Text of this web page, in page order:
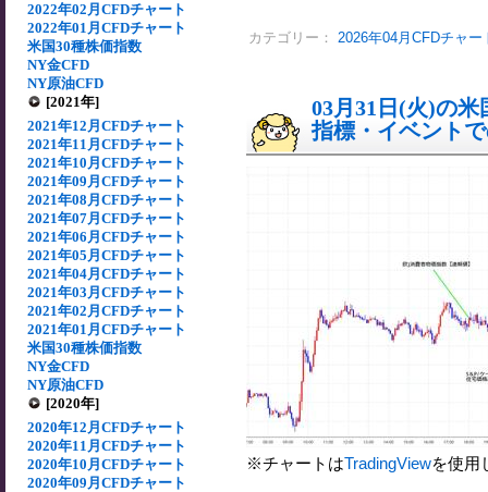
2022年02月CFDチャート
2022年01月CFDチャート
米国30種株価指数
NY金CFD
NY原油CFD
[2021年]
2021年12月CFDチャート
2021年11月CFDチャート
2021年10月CFDチャート
2021年09月CFDチャート
2021年08月CFDチャート
2021年07月CFDチャート
2021年06月CFDチャート
2021年05月CFDチャート
2021年04月CFDチャート
2021年03月CFDチャート
2021年02月CFDチャート
2021年01月CFDチャート
米国30種株価指数
NY金CFD
NY原油CFD
[2020年]
2020年12月CFDチャート
2020年11月CFDチャート
2020年10月CFDチャート
2020年09月CFDチャート
カテゴリー： 2026年04月CFDチャー
03月31日(火)の
指標・イベント
※チャートはTradingViewを使用